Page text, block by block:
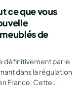
ce que vous
de
définitivement par le
dans la régulation
France. Cette…